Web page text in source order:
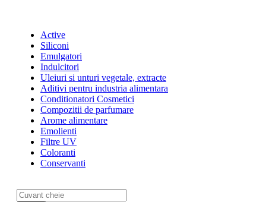
Active
Siliconi
Emulgatori
Indulcitori
Uleiuri si unturi vegetale, extracte
Aditivi pentru industria alimentara
Conditionatori Cosmetici
Compozitii de parfumare
Arome alimentare
Emolienti
Filtre UV
Coloranti
Conservanti